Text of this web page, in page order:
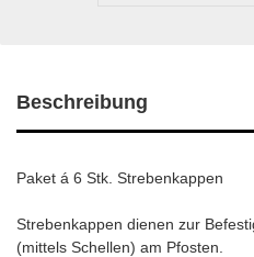
Beschreibung
Paket á 6 Stk. Strebenkappen
Strebenkappen dienen zur
(mittels Schellen) am Pfosten.